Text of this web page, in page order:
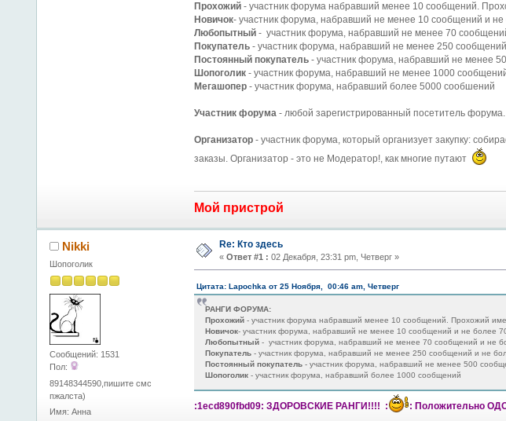
Прохожий- участник форума набравший менее 10 сообщений.
Новичок- участник форума, набравший не менее 10 сообщений и
Любопытный- участник форума, набравший не менее 70
Покупатель - участник форума, набравший не менее 250
Постоянный покупатель - участник форума, набравший не менее
Шопоголик- участник форума, набравший не менее 1000
Мегашопер- участник форума, набравший более 5000 сообшений
Участник форума- любой зарегистрированный посетитель форума.
Организатор - участник форума, который организует закупку:
заказы. Организатор - это не Модератор!, как многие путают
Мой пристрой
Nikki
Шопоголик
Сообщений: 1531
Пол:
89148344590,пишите смс
пжалста)
Имя: Анна
Re: Кто здесь
« Ответ #1 : 02 Декабря, 23:31 pm, Четверг »
Цитата: Lapochka от 25 Ноября, 00:46 am, Четверг
РАНГИ ФОРУМА:
Прохожий- участник форума набравший менее 10 сообщений. Прохожий
Новичок- участник форума, набравший не менее 10 сообщений и не более
Любопытный- участник форума, набравший не менее 70 сообщений и не
Покупатель - участник форума, набравший не менее 250 сообщений и не
Постоянный покупатель - участник форума, набравший не менее 500
Шопоголик- участник форума, набравший более 1000 сообщений
:1ecd890fbd09: ЗДОРОВСКИЕ РАНГИ!!!! : : Положительно